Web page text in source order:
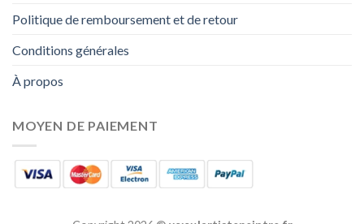
Politique de remboursement et de retour
Conditions générales
À propos
MOYEN DE PAIEMENT